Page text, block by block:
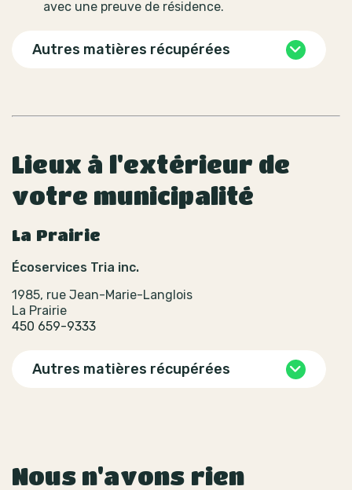
avec une preuve de résidence.
Autres matières récupérées
Lieux à l'extérieur de
votre municipalité
La Prairie
Écoservices Tria inc.
1985, rue Jean-Marie-Langlois
La Prairie
450 659-9333
Autres matières récupérées
Nous n'avons rien